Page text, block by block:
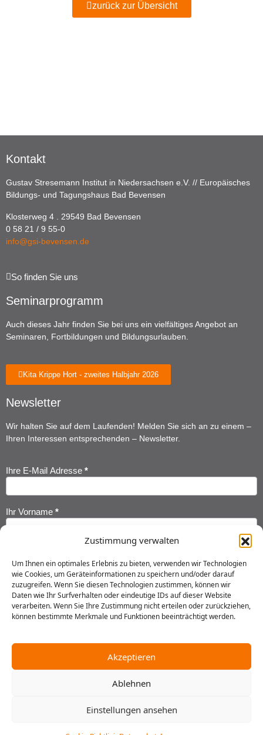
Zustimmung verwalten
Um Ihnen ein optimales Erlebnis zu bieten, verwenden wir Technologien
wie Cookies, um Geräteinformationen zu speichern und/oder darauf
zuzugreifen. Wenn Sie diesen Technologien zustimmen, können wir
Daten wie Ihr Surfverhalten oder eindeutige IDs auf dieser Website
verarbeiten. Wenn Sie Ihre Zustimmung nicht erteilen oder zurückziehen,
können bestimmte Merkmale und Funktionen beeinträchtigt werden.
Akzeptieren
Ablehnen
Einstellungen ansehen
zurück zur Übersicht
Kontakt
Gustav Stresemann Institut in Niedersachsen e.V. // Europäisches
Bildungs- und Tagungshaus Bad Bevensen
Klosterweg 4 . 29549 Bad Bevensen
0 58 21 / 9 55-0
info@gsi-bevensen.de
So finden Sie uns
Seminarprogramm
Auch dieses Jahr finden Sie bei uns ein vielfältiges Angebot an
Seminaren, Fortbildungen und Bildungsurlauben.
Kita Krippe Hort - zweites Halbjahr 2026
Newsletter
Wir halten Sie auf dem Laufenden! Melden Sie sich an zu einem –
Ihren Interessen entsprechenden – Newsletter.
Newsletter
Anmeldung
Ihre E-Mail Adresse *
Ihr Vorname *
Ich habe die Datenschutzerklärunggelesen und erkläre mich
einverstanden, dass meine Daten gespeichert werden.
Senden
Datenschutz AGB Hausordnung